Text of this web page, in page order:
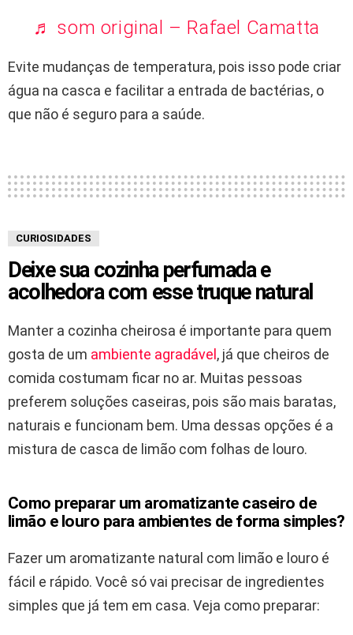
♬ som original – Rafael Camatta
Evite mudanças de temperatura, pois isso pode criar
água na casca e facilitar a entrada de bactérias, o
que não é seguro para a saúde.
CURIOSIDADES
Deixe sua cozinha perfumada e
acolhedora com esse truque natural
Manter a cozinha cheirosa é importante para quem
gosta de um ambiente agradável , já que cheiros de
comida costumam ficar no ar. Muitas pessoas
preferem soluções caseiras, pois são mais baratas,
naturais e funcionam bem. Uma dessas opções é a
mistura de casca de limão com folhas de louro.
Como preparar um aromatizante caseiro de
limão e louro para ambientes de forma simples?
Fazer um aromatizante natural com limão e louro é
fácil e rápido. Você só vai precisar de ingredientes
simples que já tem em casa. Veja como preparar: